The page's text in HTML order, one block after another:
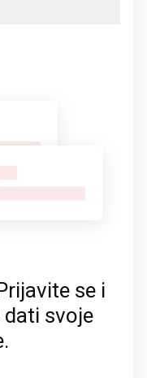
se i
svoje